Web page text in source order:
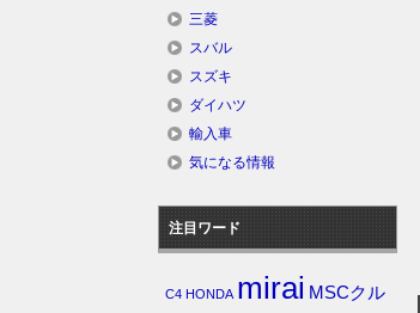
三菱
スバル
スズキ
ダイハツ
輸入車
気になる情報
注目ワード
C4 HONDA mirai MSCクル